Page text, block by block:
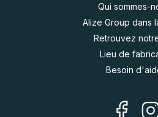
Qui sommes-
Alize Group dans
Retrouvez
Lieu de
Besoin